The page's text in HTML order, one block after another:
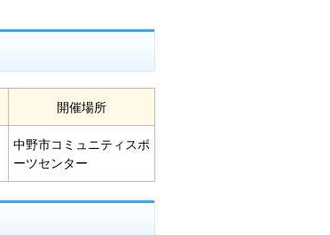
開催場所
中野市コミュニティスポ
ーツセンター